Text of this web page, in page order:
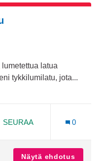
latua
tykkilumilatu, jota...
Runosmäki-Raunistula
30 SEURAAJAA
SEURAA
0
Näytä ehdotus